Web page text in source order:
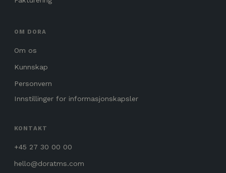
OM DORA
Om os
Kunnskap
Personvern
Innstillinger for informasjonskapsler
KONTAKT
+45 27 30 00 00
hello@doratms.com